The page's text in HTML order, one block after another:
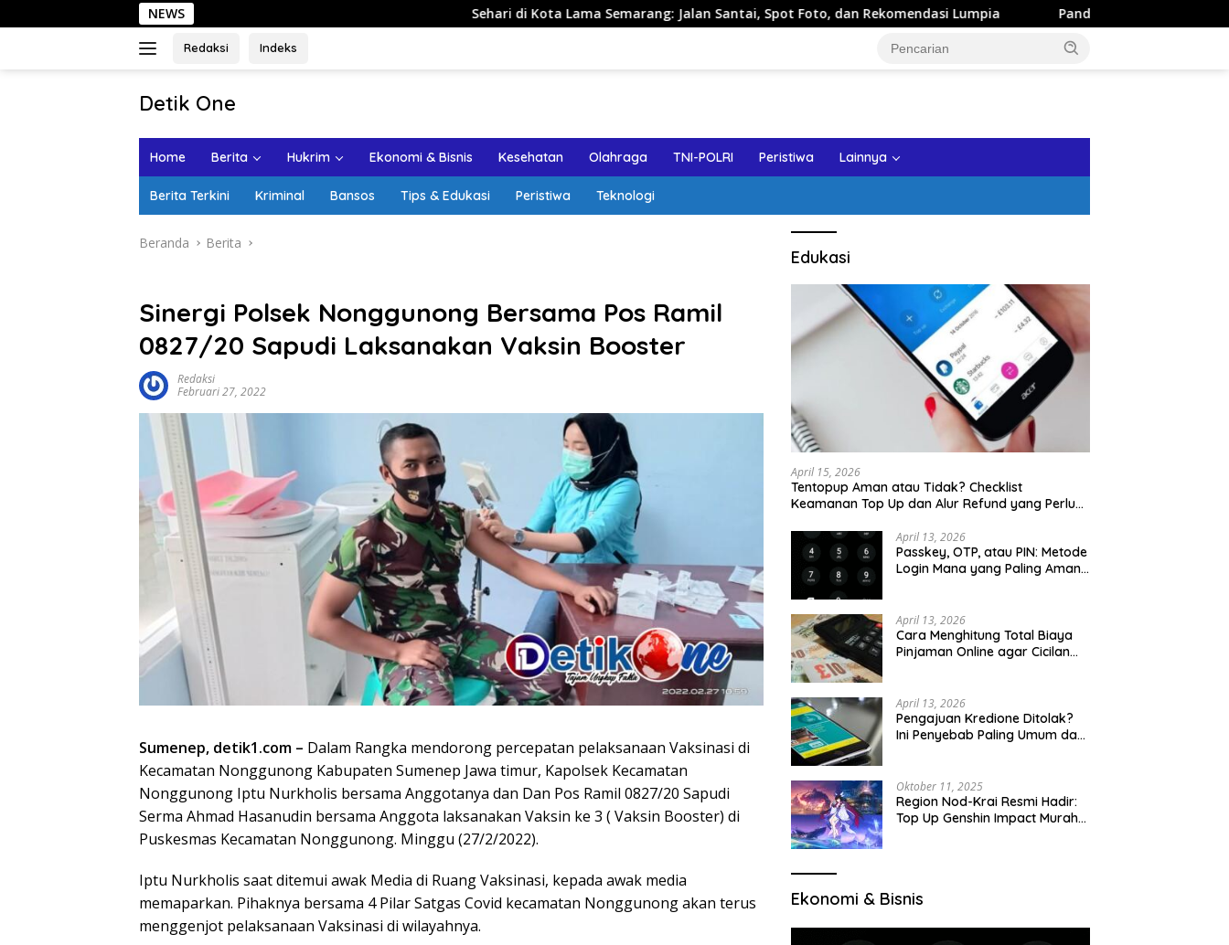
ke
NEWS Sehari di Kota Lama Semarang: Jalan Santai, Spot Foto, dan Rekomendasi Lumpia Panduan Wisata Keluarga ke Kota Batu:
Redaksi Indeks
Detik One
Ungkap
Home Berita Hukrim Ekonomi & Bisnis Kesehatan Olahraga TNI-POLRI Peristiwa Lainnya
Berita Terkini Kriminal Bansos Tips & Edukasi Peristiwa Teknologi
Beranda Berita
Sinergi Polsek Nonggunong Bersama Pos Ramil
0827/20 Sapudi Laksanakan Vaksin Booster
Redaksi
Februari 27, 2022
Sumenep, detik1.com – Dalam Rangka mendorong percepatan pelaksanaan Vaksinasi di
Kecamatan Nonggunong Kabupaten Sumenep Jawa timur, Kapolsek Kecamatan
Nonggunong Iptu Nurkholis bersama Anggotanya dan Dan Pos Ramil 0827/20 Sapudi
Serma Ahmad Hasanudin bersama Anggota laksanakan Vaksin ke 3 ( Vaksin Booster) di
Puskesmas Kecamatan Nonggunong. Minggu (27/2/2022).
Iptu Nurkholis saat ditemui awak Media di Ruang Vaksinasi, kepada awak media
memaparkan. Pihaknya bersama 4 Pilar Satgas Covid kecamatan Nonggunong akan terus
menggenjot pelaksanaan Vaksinasi di wilayahnya.
Edukasi
April 15, 2026
Tentopup Aman atau Tidak? Checklist
Keamanan Top Up dan Alur Refund yang Perlu
April 13, 2026
Passkey, OTP, atau PIN: Metode
Login Mana yang Paling Aman
April 13, 2026
Cara Menghitung Total Biaya
Pinjaman Online agar Cicilan
April 13, 2026
Pengajuan Kredione Ditolak?
Ini Penyebab Paling Umum dan
Oktober 11, 2025
Region Nod-Krai Resmi Hadir:
Top Up Genshin Impact Murah
Ekonomi & Bisnis